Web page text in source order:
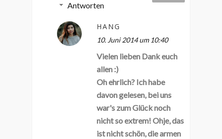
Antworten
HANG
10. Juni 2014 um 10:40
Vielen lieben Dank euch
allen :)
Oh ehrlich? Ich habe
davon gelesen, bei uns
war's zum Glück noch
nicht so extrem! Ohje, das
ist nicht schön, die armen